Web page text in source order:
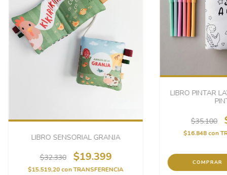
LIBRO SENSORIAL GRANJA
$32.330 $19.399
$15.519,20conTRANSFERENCIA
LIBRO PINTAR
$35.100
$16.848con